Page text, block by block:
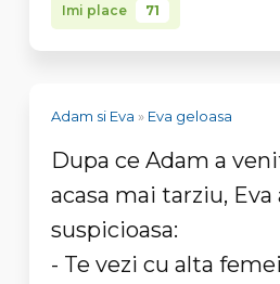
Imi place 71
Adam si Eva » Eva geloasa
Dupa ce Adam a
acasa mai tarziu,
suspicioasa:
- Te vezi cu alta